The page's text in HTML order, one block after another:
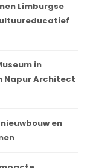
Limburgse
in
Napur Architect
nieuwbouw en